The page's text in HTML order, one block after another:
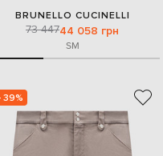
BRUNELLO CUCINELLI
73 44744 058 грн
SM
39%